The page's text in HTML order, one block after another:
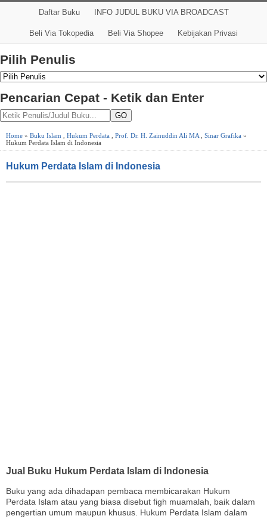
Daftar Buku INFO JUDUL BUKU VIA BROADCAST
Beli Via Tokopedia Beli Via Shopee Kebijakan Privasi
Pilih Penulis
Pencarian Cepat - Ketik dan Enter
GO
Home » Buku Islam Hukum Perdata Prof. Dr. H. Zainuddin Ali MA Sinar Grafika »
Hukum Perdata Islam di Indonesia
Hukum Perdata Islam di Indonesia
Jual Buku Hukum Perdata Islam di Indonesia
Buku yang ada dihadapan pembaca membicarakan Hukum
Perdata Islam atau yang biasa disebut figh muamalah, baik dalam
pengertian umum maupun khusus. Hukum Perdata Islam dalam